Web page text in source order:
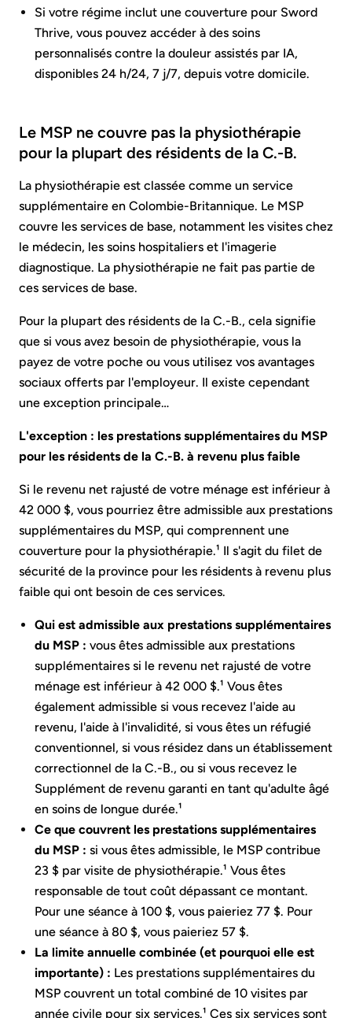
Si votre régime inclut une couverture pour Sword
Thrive, vous pouvez accéder à des soins
personnalisés contre la douleur assistés par IA,
disponibles 24 h/24, 7 j/7, depuis votre domicile.
Le MSP ne couvre pas la physiothérapie
pour la plupart des résidents de la C.-B.
La physiothérapie est classée comme un service
supplémentaire en Colombie-Britannique. Le MSP
couvre les services de base, notamment les visites chez
le médecin, les soins hospitaliers et l'imagerie
diagnostique. La physiothérapie ne fait pas partie de
ces services de base.
Pour la plupart des résidents de la C.-B., cela signifie
que si vous avez besoin de physiothérapie, vous la
payez de votre poche ou vous utilisez vos avantages
sociaux offerts par l'employeur. Il existe cependant
une exception principale…
L'exception : les prestations supplémentaires du MSP
pour les résidents de la C.-B. à revenu plus faible
Si le revenu net rajusté de votre ménage est inférieur à
42 000 $, vous pourriez être admissible aux prestations
supplémentaires du MSP, qui comprennent une
couverture pour la physiothérapie.¹ Il s'agit du filet de
sécurité de la province pour les résidents à revenu plus
faible qui ont besoin de ces services.
Qui est admissible aux prestations supplémentaires
du MSP : vous êtes admissible aux prestations
supplémentaires si le revenu net rajusté de votre
ménage est inférieur à 42 000 $.¹ Vous êtes
également admissible si vous recevez l'aide au
revenu, l'aide à l'invalidité, si vous êtes un réfugié
conventionnel, si vous résidez dans un établissement
correctionnel de la C.-B., ou si vous recevez le
Supplément de revenu garanti en tant qu'adulte âgé
en soins de longue durée.¹
Ce que couvrent les prestations supplémentaires
du MSP : si vous êtes admissible, le MSP contribue
23 $ par visite de physiothérapie.¹ Vous êtes
responsable de tout coût dépassant ce montant.
Pour une séance à 100 $, vous paieriez 77 $. Pour
une séance à 80 $, vous paieriez 57 $.
La limite annuelle combinée (et pourquoi elle est
importante) : Les prestations supplémentaires du
MSP couvrent un total combiné de 10 visites par
année civile pour six services.¹ Ces six services sont